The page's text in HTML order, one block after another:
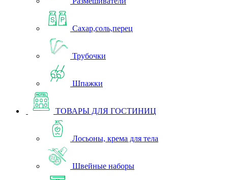
Сахар,соль,перец
Трубочки
Шпажки
ТОВАРЫ ДЛЯ ГОСТИНИЦ
Лосьоны, крема для тела
Швейные наборы